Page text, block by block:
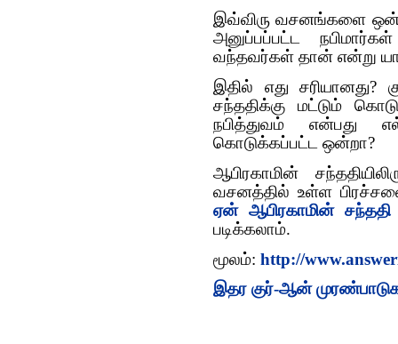
இவ்விரு வசனங்களை
அனுப்பப்பட்ட
வந்தவர்கள் தான் என்று
இதில் எது சரியானது?
சந்ததிக்கு மட்டும்
நபித்துவம் என்பது
கொடுக்கப்பட்ட ஒன்றா?
ஆபிரகாமின்
வசனத்தில் உள்ள
ஏன் ஆபிரகாமின் சந்ததி
படிக்கலாம்.
மூலம்: http://
இதர குர்-ஆன்